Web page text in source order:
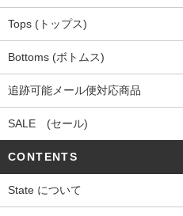
Tops (トップス)
Bottoms (ボトムス)
追跡可能メール便対応商品
SALE (セール)
CONTENTS
State について